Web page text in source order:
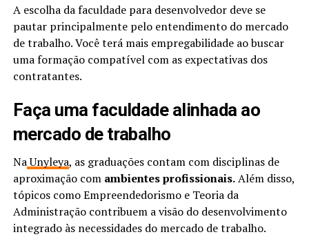
A escolha da faculdade para desenvolvedor deve se
pautar principalmente pelo entendimento do mercado
de trabalho. Você terá mais empregabilidade ao buscar
uma formação compatível com as expectativas dos
contratantes.
Faça uma faculdade alinhada ao
mercado de trabalho
NaUnyleya, as graduações contam com disciplinas de
aproximação com ambientes profissionais.Além disso,
tópicos como Empreendedorismo e Teoria da
Administração contribuem a visão do desenvolvimento
integrado às necessidades do mercado de trabalho.